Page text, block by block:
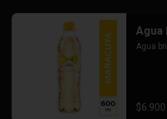
Agua
Agua
$6.900